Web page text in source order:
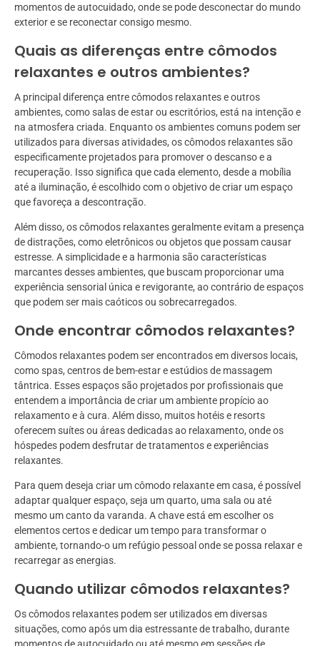
momentos de autocuidado, onde se pode desconectar do mundo
exterior e se reconectar consigo mesmo.
Quais as diferenças entre cômodos
relaxantes e outros ambientes?
A principal diferença entre cômodos relaxantes e outros
ambientes, como salas de estar ou escritórios, está na intenção e
na atmosfera criada. Enquanto os ambientes comuns podem ser
utilizados para diversas atividades, os cômodos relaxantes são
especificamente projetados para promover o descanso e a
recuperação. Isso significa que cada elemento, desde a mobília
até a iluminação, é escolhido com o objetivo de criar um espaço
que favoreça a descontração.
Além disso, os cômodos relaxantes geralmente evitam a presença
de distrações, como eletrônicos ou objetos que possam causar
estresse. A simplicidade e a harmonia são características
marcantes desses ambientes, que buscam proporcionar uma
experiência sensorial única e revigorante, ao contrário de espaços
que podem ser mais caóticos ou sobrecarregados.
Onde encontrar cômodos relaxantes?
Cômodos relaxantes podem ser encontrados em diversos locais,
como spas, centros de bem-estar e estúdios de massagem
tântrica. Esses espaços são projetados por profissionais que
entendem a importância de criar um ambiente propício ao
relaxamento e à cura. Além disso, muitos hotéis e resorts
oferecem suítes ou áreas dedicadas ao relaxamento, onde os
hóspedes podem desfrutar de tratamentos e experiências
relaxantes.
Para quem deseja criar um cômodo relaxante em casa, é possível
adaptar qualquer espaço, seja um quarto, uma sala ou até
mesmo um canto da varanda. A chave está em escolher os
elementos certos e dedicar um tempo para transformar o
ambiente, tornando-o um refúgio pessoal onde se possa relaxar e
recarregar as energias.
Quando utilizar cômodos relaxantes?
Os cômodos relaxantes podem ser utilizados em diversas
situações, como após um dia estressante de trabalho, durante